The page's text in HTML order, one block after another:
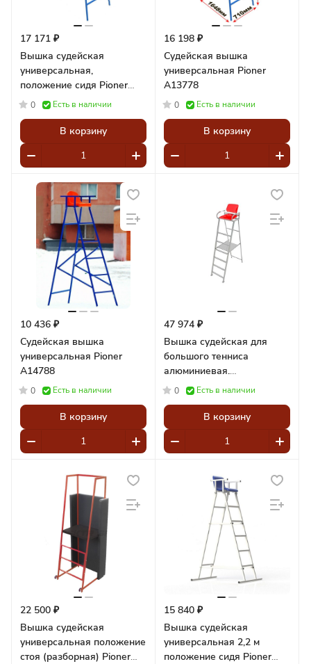
17 171 ₽
Вышка судейская
универсальная,
положение сидя Pioner
A13214
0 Есть в наличии
В корзину
16 198 ₽
Судейская вышка
универсальная Pioner
A13778
0 Есть в наличии
В корзину
10 436 ₽
Судейская вышка
универсальная Pioner
A14788
0 Есть в наличии
В корзину
47 974 ₽
Вышка судейская для
большого тенниса
алюминиевая.
Конструкция сборно-
складывающаяся Pioner
A14474
0 Есть в наличии
В корзину
22 500 ₽
Вышка судейская
универсальная положение
стоя (разборная) Pioner
15 840 ₽
Вышка судейская
универсальная 2,2 м
положение сидя Pioner